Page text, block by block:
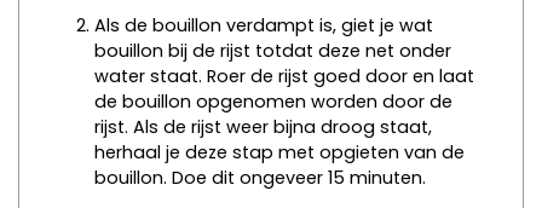
Als de bouillon verdampt is, giet je wat
bouillon bij de rijst totdat deze net onder
water staat. Roer de rijst goed door en laat
de bouillon opgenomen worden door de
rijst. Als de rijst weer bijna droog staat,
herhaal je deze stap met opgieten van de
bouillon. Doe dit ongeveer 15 minuten.